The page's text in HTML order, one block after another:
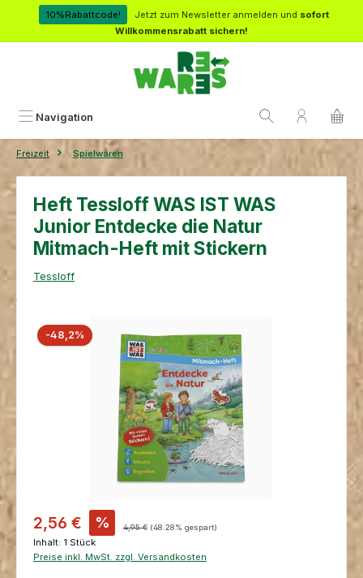
Zum Hauptinhalt springen
10%Rabattcode! Jetzt zum Newsletter anmelden und sofort
Willkommensrabatt sichern!
Navigation
Freizeit Spielwaren
Heft Tessloff WAS IST WAS
Junior Entdecke die Natur
Mitmach-Heft mit Stickern
Tessloff
Bildergalerie überspringen
-48,2% Rabatt
Verkaufspreis:
2,56 € % Regulärer Preis:
4,95 € (48.28% gespart)
Inhalt: 1 Stück
Preise inkl. MwSt. zzgl. Versandkosten